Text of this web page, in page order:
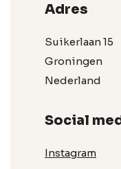
Adres
Suikerlaan 15
Groningen
Nederland
Social
Instagram